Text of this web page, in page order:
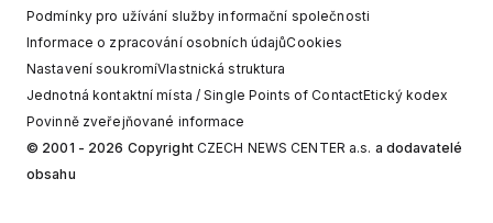
Podmínky pro užívání služby informační společnosti
Informace o zpracování osobních údajůCookies
Nastavení soukromíVlastnická struktura
Jednotná kontaktní místa / Single Points of ContactEtický kodex
Povinně zveřejňované informace
© 2001 - 2026 Copyright CZECH NEWS CENTER a.s. a dodavatelé
obsahu